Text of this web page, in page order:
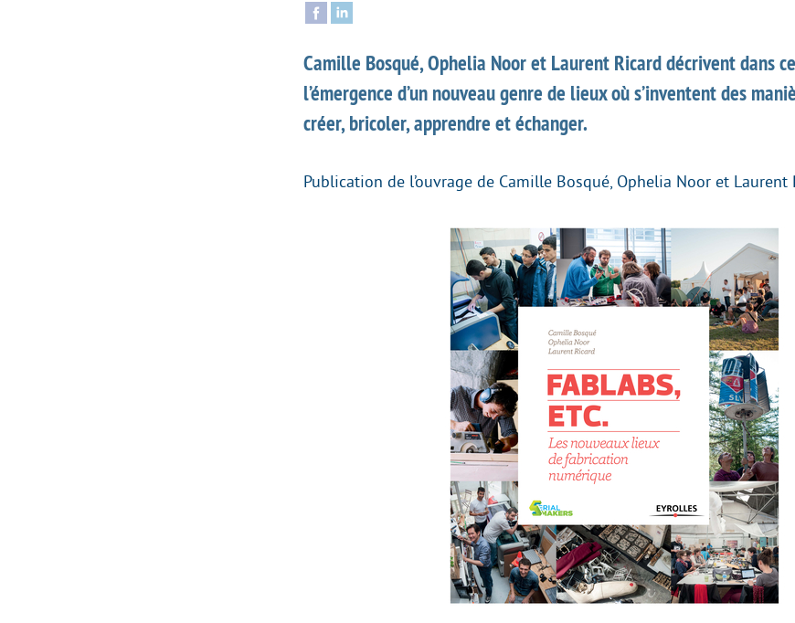
Camille Bosqué, Ophelia Noor et Laurent Ricard décrivent dans
l’émergence d’un nouveau genre de lieux où s’inventent des
créer, bricoler, apprendre et échanger.
Publication de l’ouvrage de Camille Bosqué, Ophelia Noor et Laurent